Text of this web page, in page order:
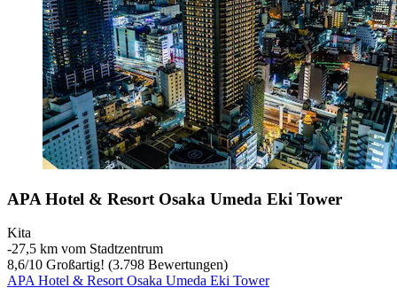
APA Hotel & Resort Osaka Umeda Eki Tower
Kita
‐27,5 km vom Stadtzentrum
8,6/10 Großartig! (3.798 Bewertungen)
APA Hotel & Resort Osaka Umeda Eki Tower